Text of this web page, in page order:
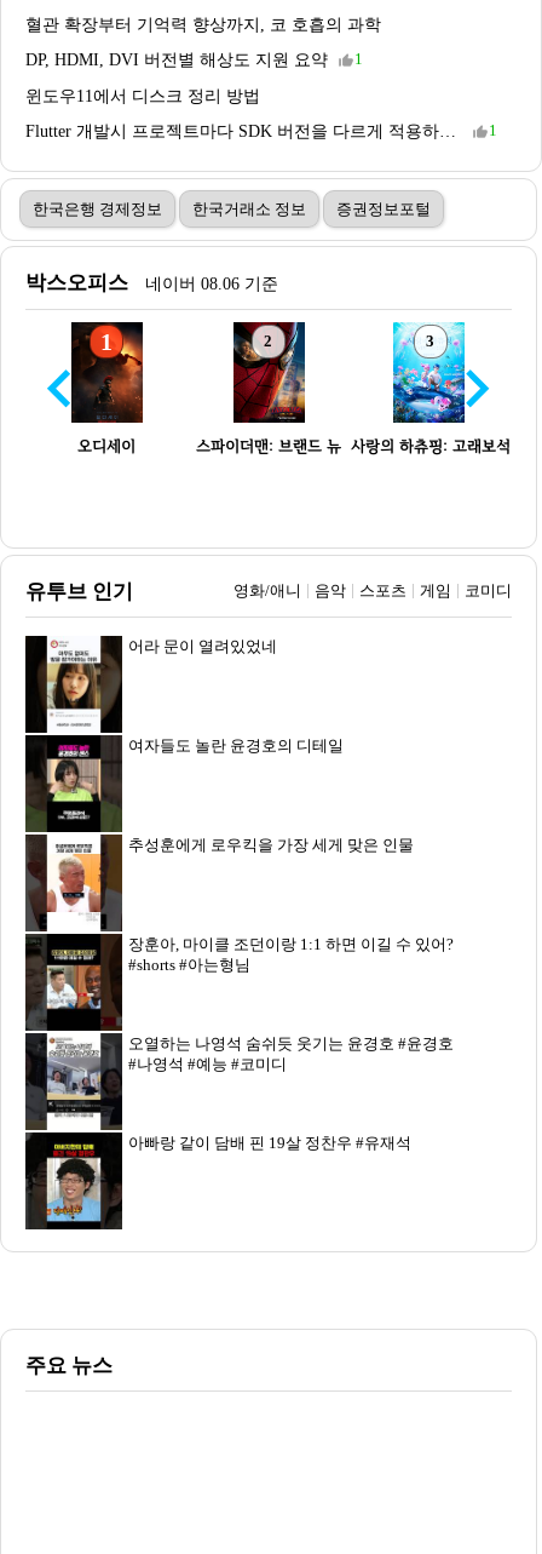
혈관 확장부터 기억력 향상까지, 코 호흡의 과학
DP, HDMI, DVI 버전별 해상도 지원 요약
thumb_up_alt1
윈도우11에서 디스크 정리 방법
Flutter 개발시 프로젝트마다 SDK 버전을 다르게 적용하는 방법
thumb_up_alt1
한국은행 경제정보 한국거래소 정보 증권정보포털
박스오피스 네이버 08.06 기준
1
오디세이
2
스파이더맨: 브랜드 뉴
3
사랑의 하츄핑: 고래보석
코미디
게임
스포츠
음악
영화/애니
유투브 인기
어라 문이 열려있었네
여자들도 놀란 윤경호의 디테일
추성훈에게 로우킥을 가장 세게 맞은 인물
장훈아, 마이클 조던이랑 1:1 하면 이길 수 있어?
#shorts #아는형님
오열하는 나영석 숨쉬듯 웃기는 윤경호 #윤경호
#나영석 #예능 #코미디
아빠랑 같이 담배 핀 19살 정찬우 #유재석
주요 뉴스